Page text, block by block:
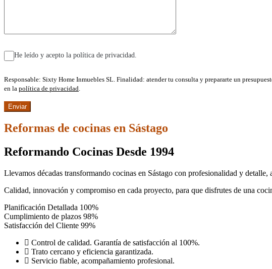
He leído y acepto la política de privacidad.
Responsable: Sixty Home Inmuebles SL. Finalidad: atender tu consulta y prepararte un
en la política de privacidad
Reformas de cocinas en Sástago
Reformando Cocinas Desde 1994
Llevamos décadas transformando cocinas en Sástago con profesionalidad y
Calidad, innovación y compromiso en cada proyecto, para que disfrutes de una
Planificación Detallada 100%
Cumplimiento de plazos 98%
Satisfacción del Cliente 99%
Control de calidad. Garantía de satisfacción al 100%.
Trato cercano y eficiencia garantizada.
Servicio fiable, acompañamiento profesional.